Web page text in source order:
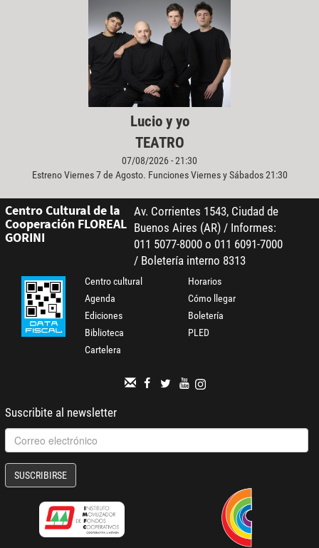
Lucio y yo
TEATRO
07/08/2026 - 21:30
Estreno Viernes 7 de Agosto. Funciones Viernes y Sábados 21:30
Centro Cultural de la
Cooperación FLOREAL
GORINI
Av. Corrientes 1543, Ciudad de
Buenos Aires (AR) / Informes:
011 5077-8000 o 011 6091-7000
/ Boletería interno 8313
Centro cultural
Agenda
Ediciones
Biblioteca
Cartelera
Horarios
Cómo llegar
Boletería
PLED
Suscribite al newsletter
SUSCRIBIRSE